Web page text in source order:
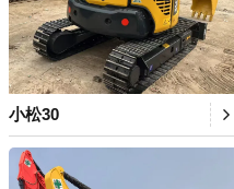
小松30